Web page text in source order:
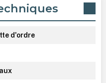
d'ordre